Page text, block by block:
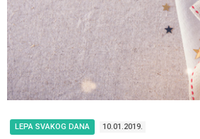
LEPA SVAKOG DANA 10.01.2019.